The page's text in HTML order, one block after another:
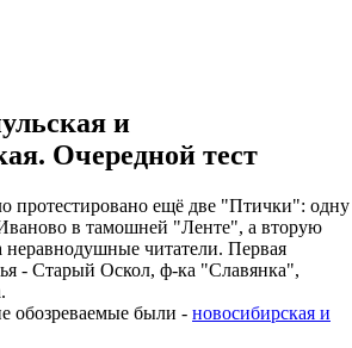
и
Очередной тест
протестировано ещё две "Птички": одну
в тамошней "Ленте", а вторую
неравнодушные читатели. Первая
- Старый Оскол, ф-ка "Славянка",
были - новосибирская и